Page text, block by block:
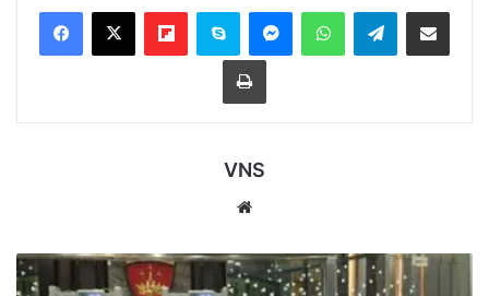
FlipboardSkype MessengerWhatsAppTelegramBagikan melalui Email
Cetak
VNS
Dugaan
Korupsi